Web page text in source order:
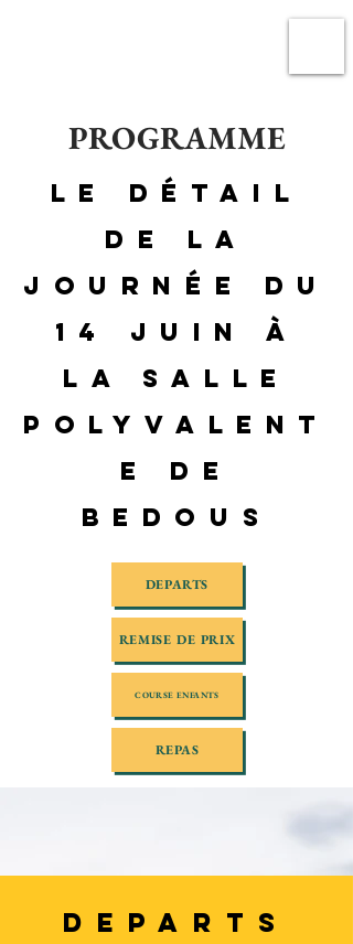
PROGRAMME
Le détail
de la
journée du
14 Juin à
la salle
polyvalent
e de
Bedous
DEPARTS
REMISE DE PRIX
COURSE ENFANTS
REPAS
DEPARTS